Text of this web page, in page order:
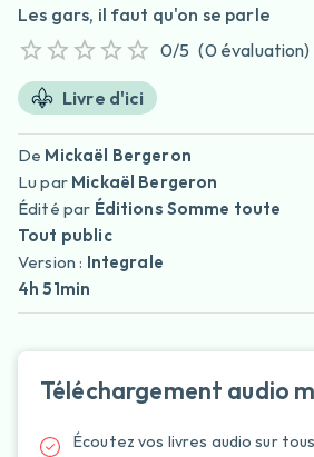
Les gars, il faut qu'on se parle
0/5 (0 évaluation)
Livre d'ici
De Mickaël Bergeron
Lu par Mickaël Bergeron
Édité par Éditions Somme toute
Tout public
Version : Integrale
4h 51min
Téléchargement audio
Écoutez vos livres audio sur